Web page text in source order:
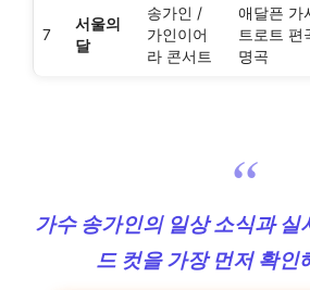
7
서울의
달
송가인 /
가인이어
라 콘서트
애달픈 가
트로트 편
명곡
가수 송가인의 일상 소식과 실
드 컷을 가장 먼저 확인